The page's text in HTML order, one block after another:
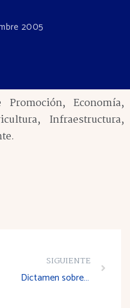
2005
Economía,
Infraestructura,
SIGUIENTE
Dictamen sobre el Proyecto de Decreto por el que se regula el Régimen de las Viviendas de Protección Pública de la Comunidad Autónoma de La Rioja